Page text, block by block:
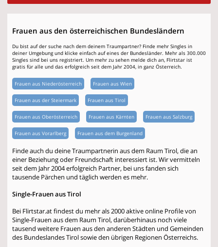
Frauen aus den österreichischen Bundesländern
Du bist auf der suche nach dem deinem Traumpartner? Finde mehr Singles in
deiner Umgebung und klicke einfach auf eines der Bundesländer. Mehr als 300.000
Singles sind bei uns registriert. Um mehr zu sehen melde dich an, Flirtstar ist
gratis für alle und das erfolgreich seit dem Jahr 2004, in ganz Österreich.
Frauen aus Niederösterreich Frauen aus Wien
Frauen aus der Steiermark Frauen aus Tirol
Frauen aus Oberösterreich Frauen aus Kärnten Frauen aus Salzburg
Frauen aus Vorarlberg Frauen aus dem Burgenland
Finde auch du deine Traumpartnerin aus dem Raum Tirol, die an
einer Beziehung oder Freundschaft interessiert ist. Wir vermitteln
seit dem Jahr 2004 erfolgreich Partner, bei uns fanden sich
tausende Pärchen und täglich werden es mehr.
Single-Frauen aus Tirol
Bei Flirtstar.at findest du mehr als 2000 aktive online Profile von
Single-Frauen aus dem Raum Tirol, darüberhinaus noch viele
tausend weitere Frauen aus den anderen Städten und Gemeinden
des Bundeslandes Tirol sowie den übrigen Regionen Österreichs.